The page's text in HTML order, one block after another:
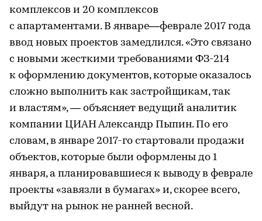
комплексов и 20 комплексов
с апартаментами. В январе—феврале 2017 года
ввод новых проектов замедлился. «Это связано
с новыми жесткими требованиями ФЗ-214
к оформлению документов, которые оказалось
сложно выполнить как застройщикам, так
и властям», — объясняет ведущий аналитик
компании ЦИАН Александр Пыпин. По его
словам, в январе 2017-го стартовали продажи
объектов, которые были оформлены до 1
января, а планировавшиеся к выводу в феврале
проекты «завязли в бумагах» и, скорее всего,
выйдут на рынок не ранней весной.